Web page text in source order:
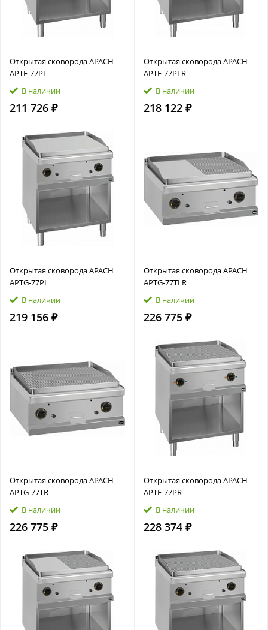
Открытая сковорода APACH
APTE‑77PL
В наличии
211 726 ₽
Открытая сковорода APACH
APTE‑77PLR
В наличии
218 122 ₽
Открытая сковорода APACH
APTG‑77PL
В наличии
219 156 ₽
Открытая сковорода APACH
APTG‑77TLR
В наличии
226 775 ₽
Открытая сковорода APACH
APTG‑77TR
В наличии
226 775 ₽
Открытая сковорода APACH
APTE‑77PR
В наличии
228 374 ₽